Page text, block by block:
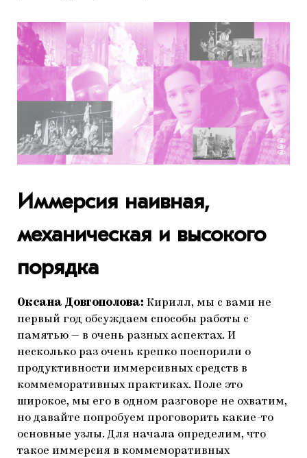
Иммерсия наивная,
механическая и высокого
порядка
Оксана Довгополова: Кирилл, мы с вами не
первый год обсуждаем способы работы с
памятью — в очень разных аспектах. И
несколько раз очень крепко поспорили о
продуктивности иммерсивных средств в
коммеморативных практиках. Поле это
широкое, мы его в одном разговоре не охватим,
но давайте попробуем проговорить какие-то
основные узлы. Для начала определим, что
такое иммерсия в коммеморативных